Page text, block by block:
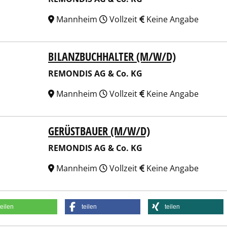
Mannheim
Vollzeit Keine Angabe
AG & Co. KG
BILANZBUCHHALTER (M/W/D)
REMONDIS AG & Co. KG
Mannheim
Vollzeit Keine Angabe
AG & Co. KG
GERÜSTBAUER (M/W/D)
REMONDIS AG & Co. KG
Mannheim
Vollzeit Keine Angabe
teilen teilen